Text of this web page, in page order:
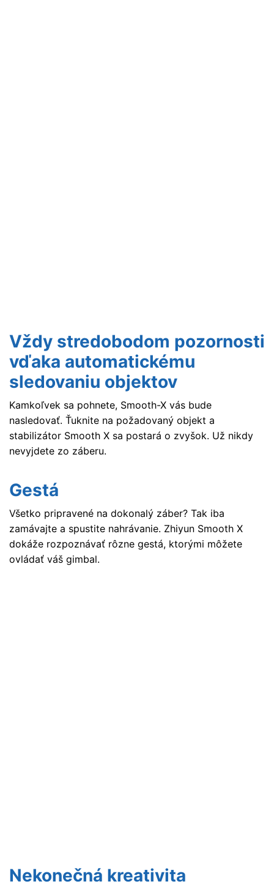
Vždy stredobodom pozornosti
vďaka automatickému
sledovaniu objektov
Kamkoľvek sa pohnete, Smooth-X vás bude
nasledovať. Ťuknite na požadovaný objekt a
stabilizátor Smooth X sa postará o zvyšok. Už nikdy
nevyjdete zo záberu.
Gestá
Všetko pripravené na dokonalý záber? Tak iba
zamávajte a spustite nahrávanie. Zhiyun Smooth X
dokáže rozpoznávať rôzne gestá, ktorými môžete
ovládať váš gimbal.
Nekonečná kreativita